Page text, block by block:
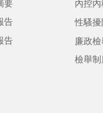
要
告
告
內控內
性騷擾
廉政
檢舉制